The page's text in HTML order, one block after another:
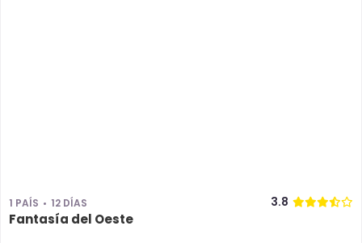
1 PAÍS 12 DÍAS 3.8
Fantasía del Oeste